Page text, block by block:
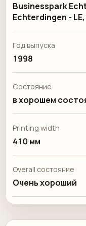
Businesspark
Echterdingen -
Год выпуска
1998
Состояние
в хорошем
Printing width
410 мм
Overall состояние
Очень хороший